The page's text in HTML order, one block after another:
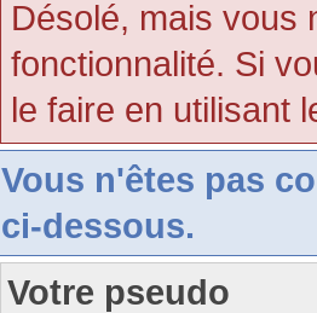
Désolé, mais vous
fonctionnalité. Si
le faire en utilisant
Vous n'êtes pas
ci-dessous.
Votre pseudo